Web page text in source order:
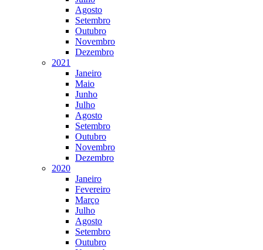
Agosto
Setembro
Outubro
Novembro
Dezembro
2021
Janeiro
Maio
Junho
Julho
Agosto
Setembro
Outubro
Novembro
Dezembro
2020
Janeiro
Fevereiro
Março
Julho
Agosto
Setembro
Outubro